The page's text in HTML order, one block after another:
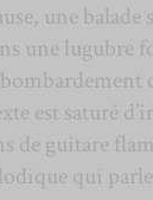
une
une lugubre
est saturé
de guitare
qui